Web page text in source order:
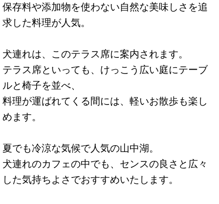
保存料や添加物を使わない自然な美味しさを追
求した料理が人気。
犬連れは、このテラス席に案内されます。
テラス席といっても、けっこう広い庭にテーブ
ルと椅子を並べ、
料理が運ばれてくる間には、軽いお散歩も楽し
めます。
夏でも冷涼な気候で人気の山中湖。
犬連れのカフェの中でも、センスの良さと広々
した気持ちよさでおすすめいたします。